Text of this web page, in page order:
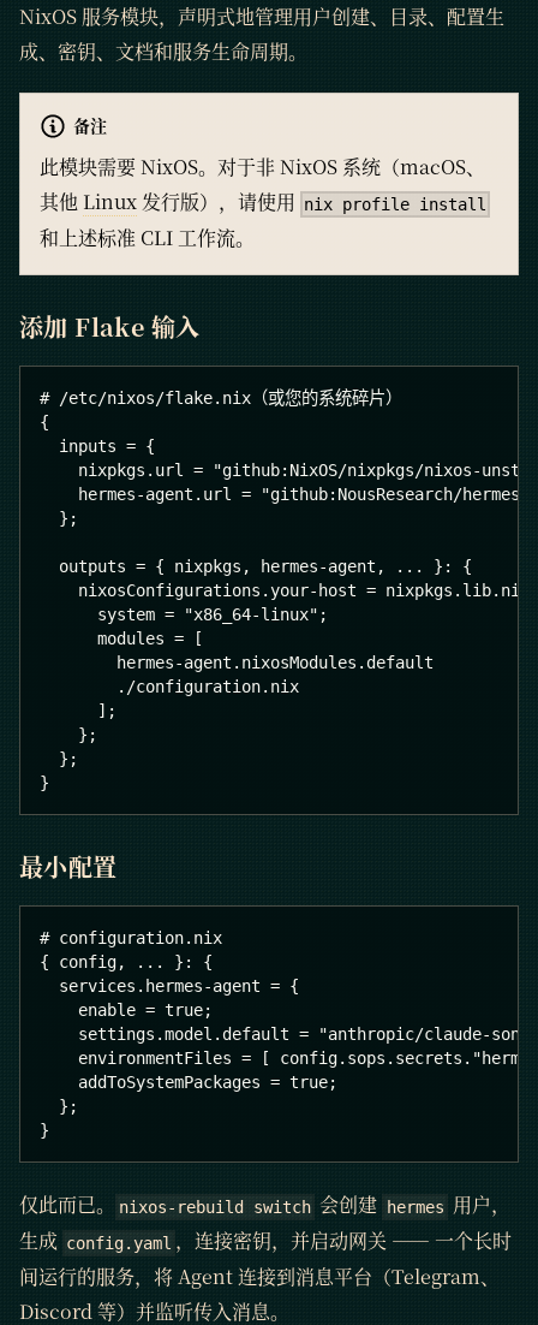
NixOS 服务模块，声明式地管理用户创建、目录、配置生
成、密钥、文档和服务生命周期。
备注
此模块需要 NixOS。对于非 NixOS 系统（macOS、
其他 Linux 发行版），请使用 nix profile install
和上述标准 CLI 工作流。
添加 Flake 输入
# /etc/nixos/flake.nix（或您的系统碎片）
{
  inputs = {
nixpkgs.url = "github:NixOS/nixpkgs/nixos-
hermes-agent.url = "github:NousResearch/hermes-
  };
  outputs = { nixpkgs, hermes-agent, ... }: {
nixosConfigurations.your-host =
      system = "x86_64-linux";
      modules = [
        hermes-agent.nixosModules.default
        ./configuration.nix
      ];
    };
  };
}
最小配置
# configuration.nix
{ config, ... }: {
  services.hermes-agent = {
    enable = true;
settings.model.default = "anthropic/claude-
environmentFiles = [
    addToSystemPackages = true;
  };
}
仅此而已。 nixos-rebuild switch 会创建 hermes 用户，
生成 config.yaml ，连接密钥，并启动网关 —— 一个长时
间运行的服务，将 Agent 连接到消息平台（Telegram、
Discord 等）并监听传入消息。